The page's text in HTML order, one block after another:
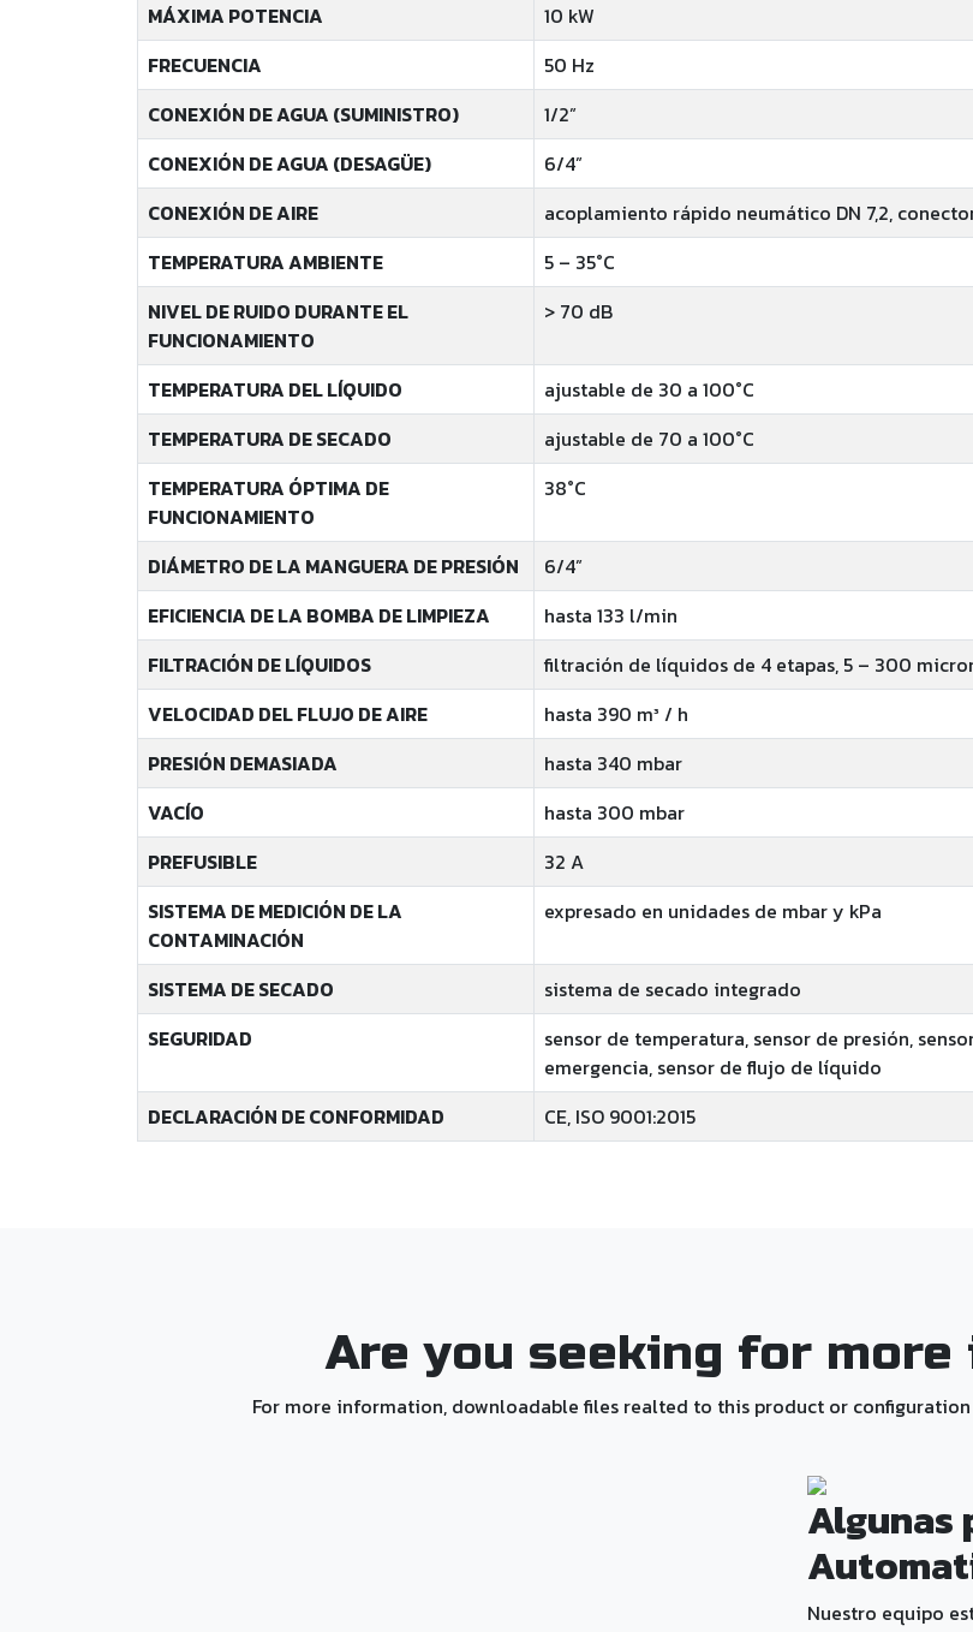
MÁXIMA POTENCIA
10 kW
FRECUENCIA
50 Hz
CONEXIÓN DE AGUA (SUMINISTRO)
1/2”
CONEXIÓN DE AGUA (DESAGÜE)
6/4”
CONEXIÓN DE AIRE
acoplamiento rápido neumático DN 7,2,
TEMPERATURA AMBIENTE
5 – 35°C
NIVEL DE RUIDO DURANTE EL
FUNCIONAMIENTO
> 70 dB
TEMPERATURA DEL LÍQUIDO
ajustable de 30 a 100°C
TEMPERATURA DE SECADO
ajustable de 70 a 100°C
TEMPERATURA ÓPTIMA DE
FUNCIONAMIENTO
38°C
DIÁMETRO DE LA MANGUERA DE PRESIÓN
6/4”
EFICIENCIA DE LA BOMBA DE LIMPIEZA
hasta 133 l/min
FILTRACIÓN DE LÍQUIDOS
filtración de líquidos de 4 etapas, 5 – 300
VELOCIDAD DEL FLUJO DE AIRE
hasta 390 m³ / h
PRESIÓN DEMASIADA
hasta 340 mbar
VACÍO
hasta 300 mbar
PREFUSIBLE
32 A
SISTEMA DE MEDICIÓN DE LA
CONTAMINACIÓN
expresado en unidades de mbar y kPa
SISTEMA DE SECADO
sistema de secado integrado
SEGURIDAD
sensor de temperatura, sensor de presión,
emergencia, sensor de flujo de líquido
DECLARACIÓN DE CONFORMIDAD
CE, ISO 9001:2015
Are you seeking for
For more information, downloadable files realted to this product or
Algunas
Nuestro equipo